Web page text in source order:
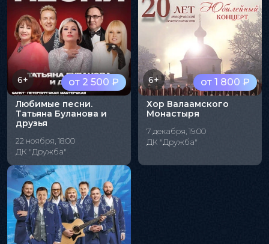
от 2 500 ₽
6+
Любимые песни.
Татьяна Буланова и
друзья
22 ноября, 18:00
ДК "Дружба"
от 1 800 ₽
6+
Хор Валаамского
Монастыря
7 декабря, 19:00
ДК "Дружба"